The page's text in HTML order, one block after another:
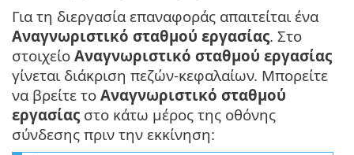
Για τη διεργασία επαναφοράς απαιτείται ένα
Αναγνωριστικό σταθμού εργασίας. Στο
στοιχείο Αναγνωριστικό σταθμού εργασίας
γίνεται διάκριση πεζών-κεφαλαίων. Μπορείτε
να βρείτε το Αναγνωριστικό σταθμού
εργασίας στο κάτω μέρος της οθόνης
σύνδεσης πριν την εκκίνηση: